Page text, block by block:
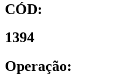
CÓD:
1394
Operação: